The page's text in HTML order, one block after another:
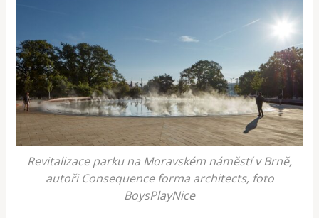
Revitalizace parku na Moravském náměstí v Brně,
autoři Consequence forma architects, foto
BoysPlayNice